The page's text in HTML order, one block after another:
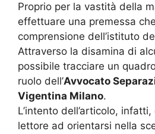
Proprio per la vastità della
effettuare una premessa
comprensione dell’istituto
Attraverso la disamina di
possibile tracciare un
ruolo dell’Avvocato
Vigentina Milano.
L’intento dell’articolo,
lettore ad orientarsi nella